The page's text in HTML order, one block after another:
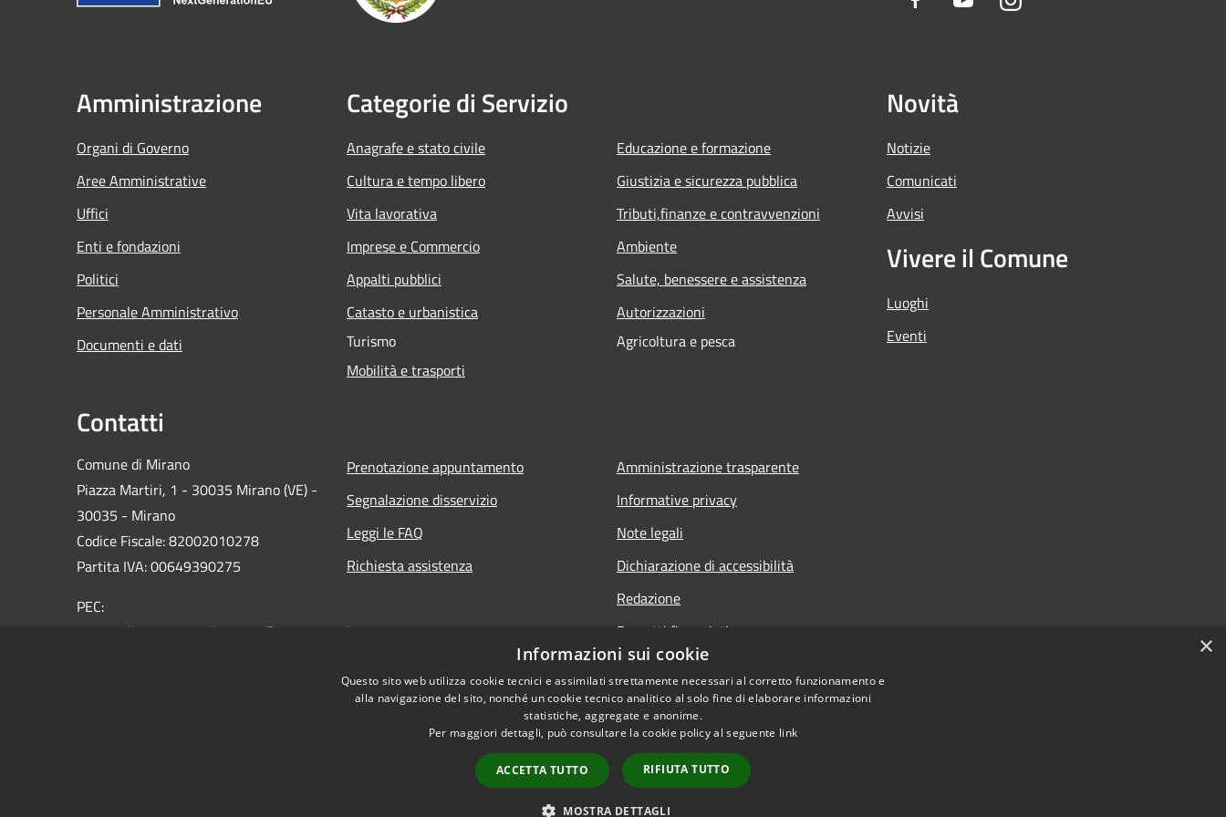
Amministrazione
Organi di Governo
Aree Amministrative
Uffici
Enti e fondazioni
Politici
Personale Amministrativo
Documenti e dati
Categorie di Servizio
Anagrafe e stato civile
Cultura e tempo libero
Vita lavorativa
Imprese e Commercio
Appalti pubblici
Catasto e urbanistica
Turismo
Mobilità e trasporti
Educazione e formazione
Giustizia e sicurezza pubblica
Tributi,finanze e contravvenzioni
Ambiente
Salute, benessere e assistenza
Autorizzazioni
Agricoltura e pesca
Novità
Notizie
Comunicati
Avvisi
Vivere il Comune
Luoghi
Eventi
Contatti
Comune di Mirano
Piazza Martiri, 1 - 30035 Mirano (VE) -
30035 - Mirano
Codice Fiscale: 82002010278
Partita IVA: 00649390275
PEC:
protocollo.comune.mirano.ve@pecveneto.it
Prenotazione appuntamento
Segnalazione disservizio
Leggi le FAQ
Richiesta assistenza
Amministrazione trasparente
Informative privacy
Note legali
Dichiarazione di accessibilità
Redazione
Progetti finanziati
Dichiarazione di accessibilità
×
Informazioni sui cookie
Questo sito web utilizza cookie tecnici e assimilati strettamente necessari al corretto funzionamento e
alla navigazione del sito, nonché un cookie tecnico analitico al solo fine di elaborare informazioni
statistiche, aggregate e anonime.
Per maggiori dettagli, può consultare la cookie policy al seguente link
ACCETTA TUTTO RIFIUTA TUTTO
MOSTRA DETTAGLI